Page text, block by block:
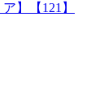
】【121】